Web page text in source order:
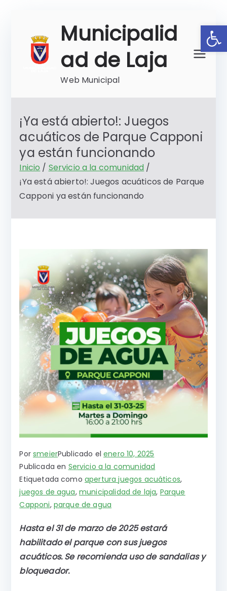
contenido
Municipalid
ad de Laja
Web Municipal
¡Ya está abierto!: Juegos
acuáticos de Parque Capponi
ya están funcionando
Inicio
Servicio a la comunidad
¡Ya está abierto!: Juegos acuáticos de Parque
Capponi ya están funcionando
PorsmeierPublicado elenero 10, 2025
Publicada en Servicio a la comunidad
Etiquetada como apertura juegos acuáticos,
juegos de agua, municipalidad de laja, Parque
Capponi, parque de agua
Hasta el 31 de marzo de 2025 estará
habilitado el parque con sus juegos
acuáticos. Se recomienda uso de sandalias y
bloqueador.